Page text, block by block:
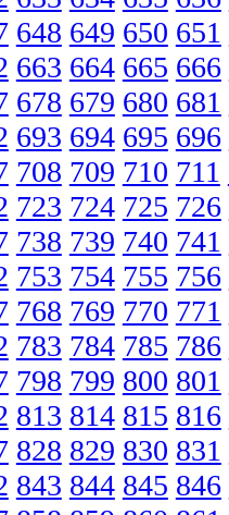
648 649 650 651
663 664 665 666
678 679 680 681
693 694 695 696
708 709 710 711
723 724 725 726
738 739 740 741
753 754 755 756
768 769 770 771
783 784 785 786
798 799 800 801
813 814 815 816
828 829 830 831
843 844 845 846